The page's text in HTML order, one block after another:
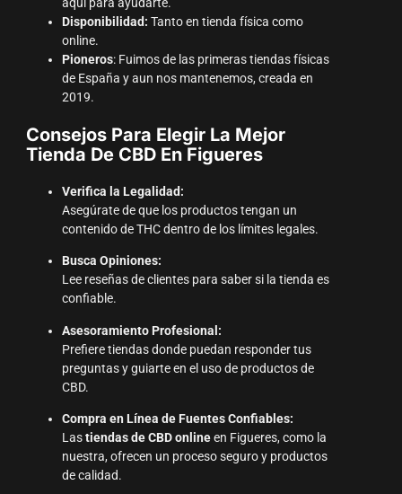
Disponibilidad: Tanto en tienda física como
online.
Pioneros: Fuimos de las primeras tiendas físicas
de España y aun nos mantenemos, creada en
2019.
Consejos Para Elegir La Mejor
Tienda De CBD En Figueres
Verifica la Legalidad:
Asegúrate de que los productos tengan un
contenido de THC dentro de los límites legales.
Busca Opiniones:
Lee reseñas de clientes para saber si la tienda es
confiable.
Asesoramiento Profesional:
Prefiere tiendas donde puedan responder tus
preguntas y guiarte en el uso de productos de
CBD.
Compra en Línea de Fuentes Confiables:
Lastiendas de CBD onlineen Figueres, como la
nuestra, ofrecen un proceso seguro y productos
de calidad.